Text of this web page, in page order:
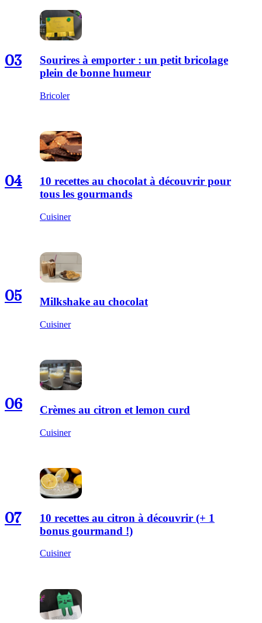
03
Sourires à emporter : un petit bricolage
plein de bonne humeur
Bricoler
04
10 recettes au chocolat à découvrir pour
tous les gourmands
Cuisiner
05 Milkshake au chocolat
Cuisiner
06 Crèmes au citron et lemon curd
Cuisiner
07
10 recettes au citron à découvrir (+ 1
bonus gourmand !)
Cuisiner